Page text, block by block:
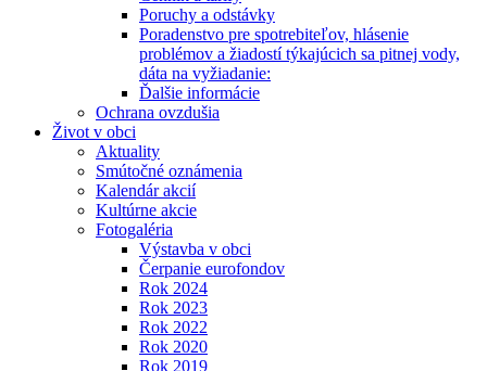
Poruchy a odstávky
Poradenstvo pre spotrebiteľov, hlásenie
problémov a žiadostí týkajúcich sa pitnej vody,
dáta na vyžiadanie:
Ďalšie informácie
Ochrana ovzdušia
Život v obci
Aktuality
Smútočné oznámenia
Kalendár akcií
Kultúrne akcie
Fotogaléria
Výstavba v obci
Čerpanie eurofondov
Rok 2024
Rok 2023
Rok 2022
Rok 2020
Rok 2019